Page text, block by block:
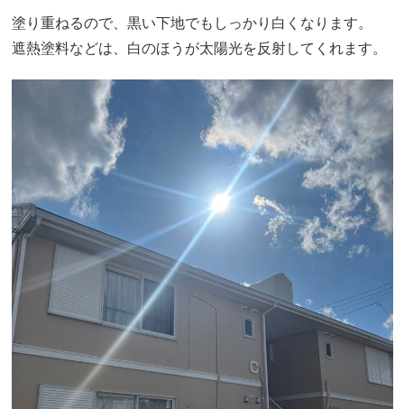
塗り重ねるので、黒い下地でもしっかり白くなります。
遮熱塗料などは、白のほうが太陽光を反射してくれます。